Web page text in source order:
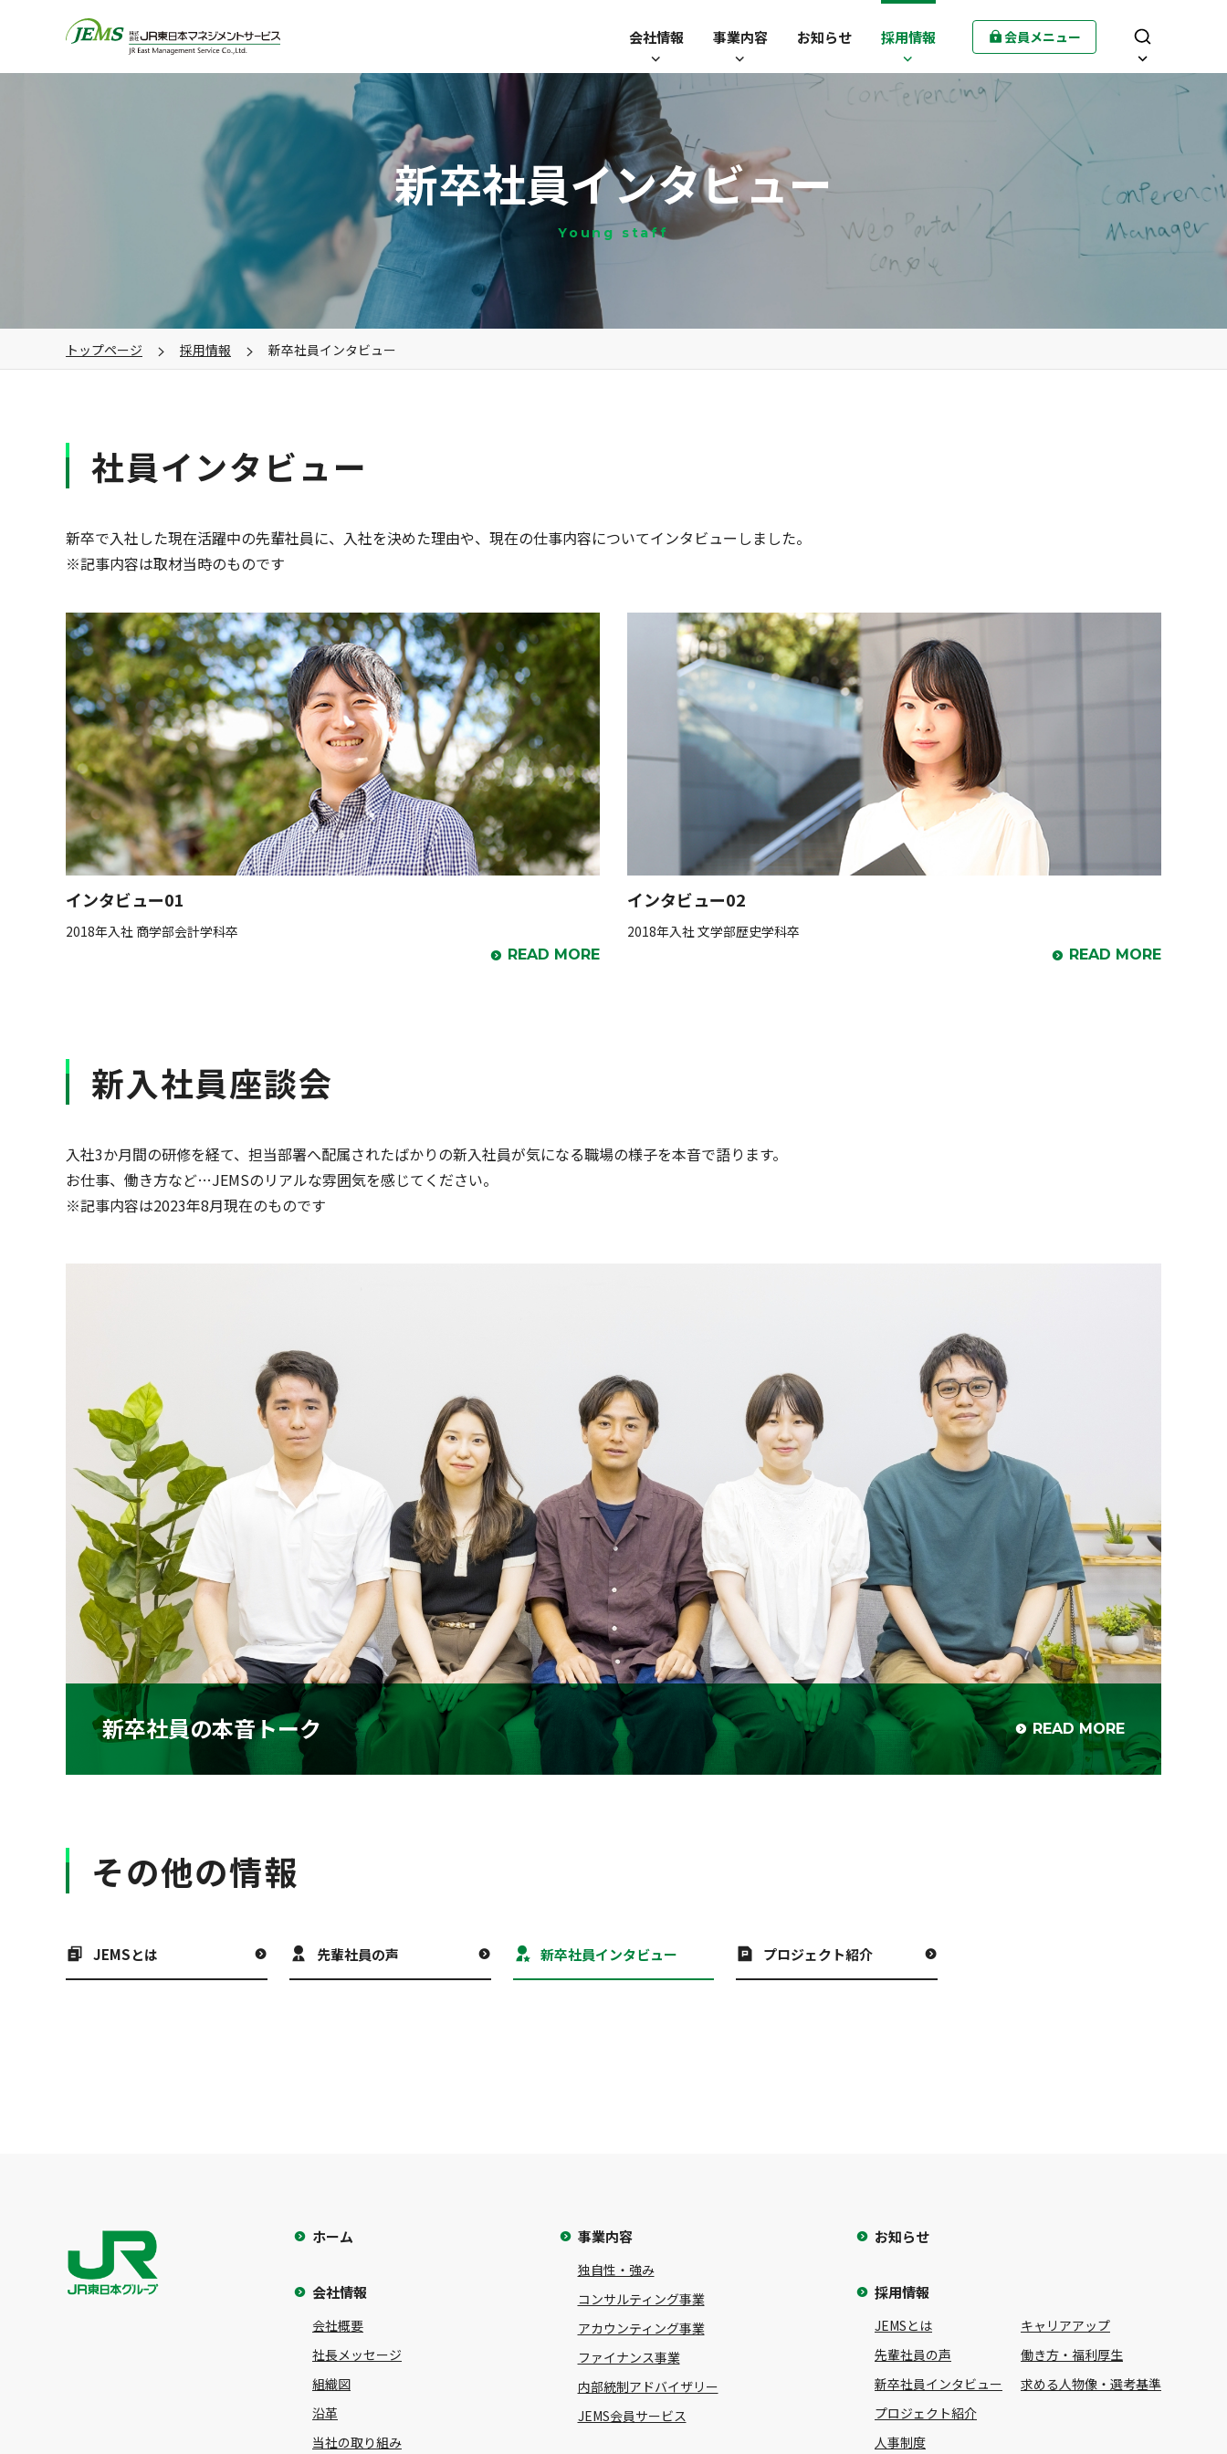
会社情報 事業内容 お知らせ 採用情報 会員メニュー
新卒社員インタビュー
Young staff
トップページ 採用情報 新卒社員インタビュー
社員インタビュー
新卒で入社した現在活躍中の先輩社員に、入社を決めた理由や、現在の仕事内容についてインタビューしました。
※記事内容は取材当時のものです
インタビュー01
2018年入社 商学部会計学科卒
READ MORE
インタビュー02
2018年入社 文学部歴史学科卒
READ MORE
新入社員座談会
入社3か月間の研修を経て、担当部署へ配属されたばかりの新入社員が気になる職場の様子を本音で語ります。
お仕事、働き方など…JEMSのリアルな雰囲気を感じてください。
※記事内容は2023年8月現在のものです
新卒社員の本音トーク READ MORE
その他の情報
JEMSとは 先輩社員の声 新卒社員インタビュー プロジェクト紹介
ホーム
会社情報
会社概要
社長メッセージ
組織図
沿革
当社の取り組み
事業内容
独自性・強み
コンサルティング事業
アカウンティング事業
ファイナンス事業
内部統制アドバイザリー
JEMS会員サービス
お知らせ
採用情報
JEMSとは
先輩社員の声
新卒社員インタビュー
プロジェクト紹介
人事制度
キャリアアップ
働き方・福利厚生
求める人物像・選考基準